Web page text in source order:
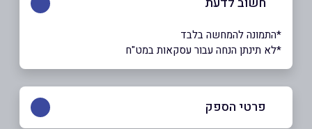
*התמונה להמחשה בלבד
*לא תינתן הנחה עבור עסקאות במט"ח
פרטי הספק